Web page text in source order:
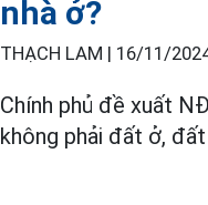
nhà ở?
THẠCH LAM | 16/11/
Chính phủ đề xuất
không phải đất ở,